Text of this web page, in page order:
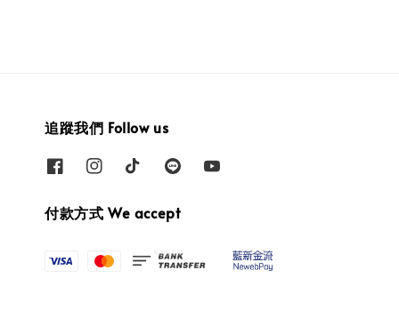
追蹤我們 Follow us
付款方式 We accept